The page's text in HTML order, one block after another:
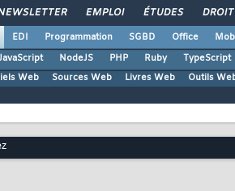
EMPLOI ÉTUDES DROIT
EDI Programmation SGBD Office
NodeJS PHP Ruby TypeScript
Web Sources Web Livres Web Outils